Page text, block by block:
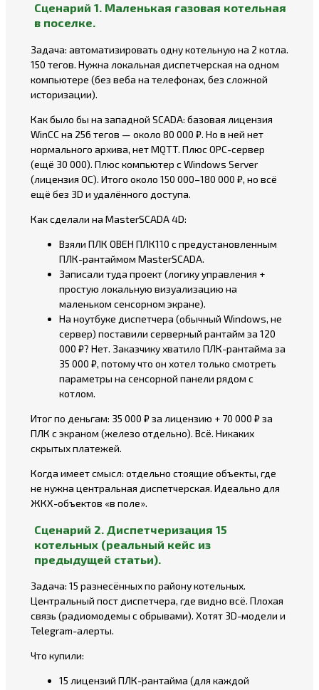
Сценарий 1. Маленькая газовая котельная
в поселке.
Задача: автоматизировать одну котельную на 2 котла.
150 тегов. Нужна локальная диспетчерская на одном
компьютере (без веба на телефонах, без сложной
историзации).
Как было бы на западной SCADA: базовая лицензия
WinCC на 256 тегов — около 80 000 ₽. Но в ней нет
нормального архива, нет MQTT. Плюс OPC-сервер
(ещё 30 000). Плюс компьютер с Windows Server
(лицензия ОС). Итого около 150 000–180 000 ₽, но всё
ещё без 3D и удалённого доступа.
Как сделали на MasterSCADA 4D:
Взяли ПЛК ОВЕН ПЛК110 с предустановленным
ПЛК-рантаймом MasterSCADA.
Записали туда проект (логику управления +
простую локальную визуализацию на
маленьком сенсорном экране).
На ноутбуке диспетчера (обычный Windows, не
сервер) поставили серверный рантайм за 120
000 ₽? Нет. Заказчику хватило ПЛК-рантайма за
35 000 ₽, потому что он хотел только смотреть
параметры на сенсорной панели рядом с
котлом.
Итог по деньгам: 35 000 ₽ за лицензию + 70 000 ₽ за
ПЛК с экраном (железо отдельно). Всё. Никаких
скрытых платежей.
Когда имеет смысл: отдельно стоящие объекты, где
не нужна центральная диспетчерская. Идеально для
ЖКХ-объектов «в поле».
Сценарий 2. Диспетчеризация 15
котельных (реальный кейс из
предыдущей статьи).
Задача: 15 разнесённых по району котельных.
Центральный пост диспетчера, где видно всё. Плохая
связь (радиомодемы с обрывами). Хотят 3D-модели и
Telegram-алерты.
Что купили:
15 лицензий ПЛК-рантайма (для каждой